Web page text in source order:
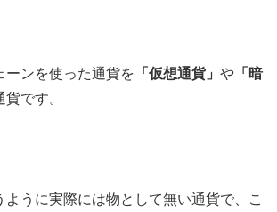
ーンを使った通貨を 「仮想通貨」 や 「暗
です。
ように実際には物として無い通貨で、こ